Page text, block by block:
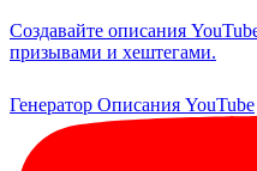
Создавайте описания
призывами и хештегами.
Генератор Описания YouTube